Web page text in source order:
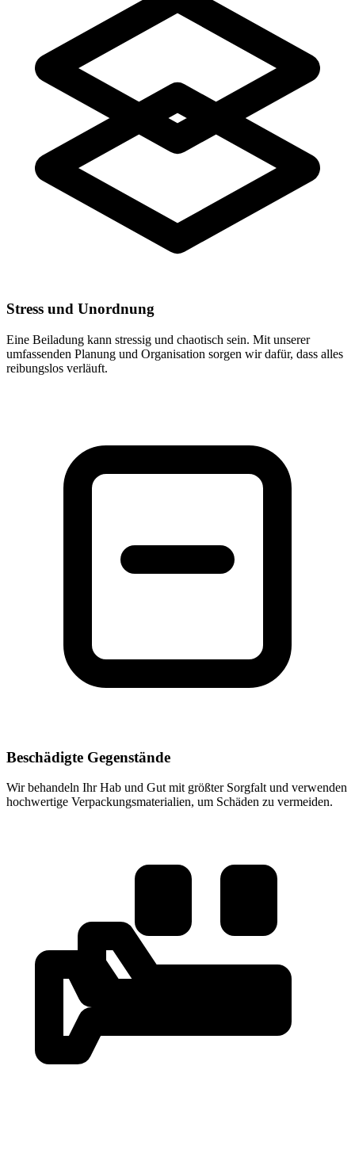
Stress und Unordnung
Eine Beiladung kann stressig und chaotisch sein. Mit unserer
umfassenden Planung und Organisation sorgen wir dafür, dass alles
reibungslos verläuft.
Beschädigte Gegenstände
Wir behandeln Ihr Hab und Gut mit größter Sorgfalt und verwenden
hochwertige Verpackungsmaterialien, um Schäden zu vermeiden.